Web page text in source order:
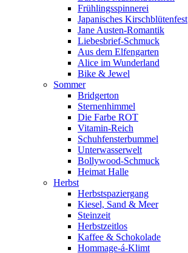
Frühlingsspinnerei
Japanisches Kirschblütenfest
Jane Austen-Romantik
Liebesbrief-Schmuck
Aus dem Elfengarten
Alice im Wunderland
Bike & Jewel
Sommer
Bridgerton
Sternenhimmel
Die Farbe ROT
Vitamin-Reich
Schuhfensterbummel
Unterwasserwelt
Bollywood-Schmuck
Heimat Halle
Herbst
Herbstspaziergang
Kiesel, Sand & Meer
Steinzeit
Herbstzeitlos
Kaffee & Schokolade
Hommage-á-Klimt